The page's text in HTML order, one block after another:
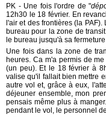
PK - Une fois l'ordre de "
12h30 le 18 février. En
l'air et des frontières (la
bureau pour la zone de
le bureau jusqu'à sa
Une fois dans la zone de
heures. Ca m'a permis de
(un peu). Et le 18 février à
valise qu'il fallait bien mettre
autre vol et, grâce à eux,
déjeuner ensemble, mon
pensais même plus à
pendant le vol, le personnel